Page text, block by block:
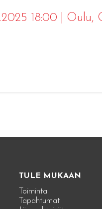
18:00 Oulu,
TULE MUKAAN
Toiminta
Tapahtumat